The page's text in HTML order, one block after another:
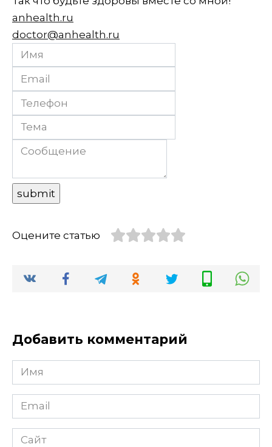
anhealth.ru
doctor@anhealth.ru
Оцените статью
Добавить комментарий
Имя
Email
Сайт